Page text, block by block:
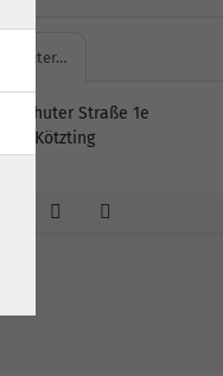
Straße 1e
Kötzting